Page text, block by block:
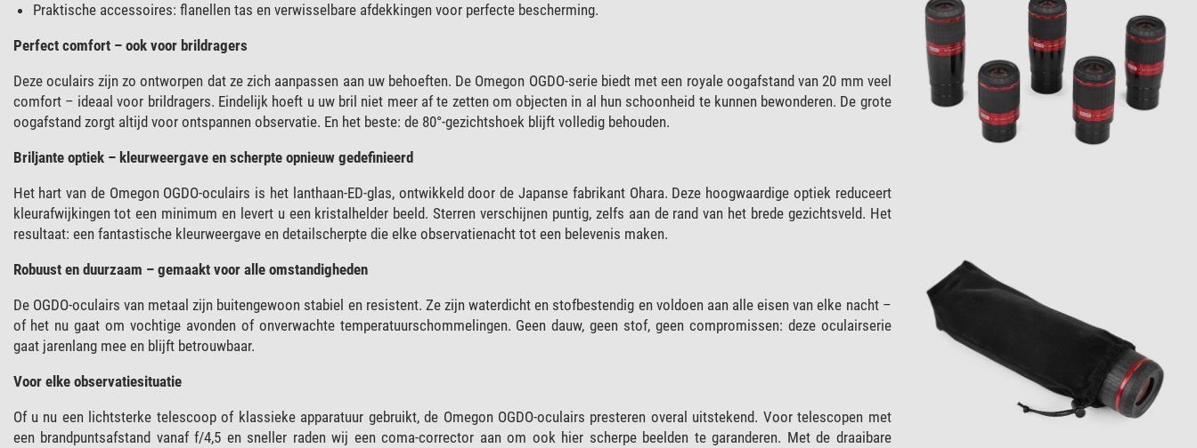
Praktische accessoires: flanellen tas en verwisselbare afdekkingen voor perfecte bescherming.
Perfect comfort – ook voor brildragers
Deze oculairs zijn zo ontworpen dat ze zich aanpassen aan uw behoeften. De Omegon OGDO-serie biedt met een royale oogafstand van 20 mm veel
comfort – ideaal voor brildragers. Eindelijk hoeft u uw bril niet meer af te zetten om objecten in al hun schoonheid te kunnen bewonderen. De grote
oogafstand zorgt altijd voor ontspannen observatie. En het beste: de 80°-gezichtshoek blijft volledig behouden.
Briljante optiek – kleurweergave en scherpte opnieuw gedefinieerd
Het hart van de Omegon OGDO-oculairs is het lanthaan-ED-glas, ontwikkeld door de Japanse fabrikant Ohara. Deze hoogwaardige optiek reduceert
kleurafwijkingen tot een minimum en levert u een kristalhelder beeld. Sterren verschijnen puntig, zelfs aan de rand van het brede gezichtsveld. Het
resultaat: een fantastische kleurweergave en detailscherpte die elke observatienacht tot een belevenis maken.
Robuust en duurzaam – gemaakt voor alle omstandigheden
De OGDO-oculairs van metaal zijn buitengewoon stabiel en resistent. Ze zijn waterdicht en stofbestendig en voldoen aan alle eisen van elke nacht –
of het nu gaat om vochtige avonden of onverwachte temperatuurschommelingen. Geen dauw, geen stof, geen compromissen: deze oculairserie
gaat jarenlang mee en blijft betrouwbaar.
Voor elke observatiesituatie
Of u nu een lichtsterke telescoop of klassieke apparatuur gebruikt, de Omegon OGDO-oculairs presteren overal uitstekend. Voor telescopen met
een brandpuntsafstand vanaf f/4,5 en sneller raden wij een coma-corrector aan om ook hier scherpe beelden te garanderen. Met de draaibare